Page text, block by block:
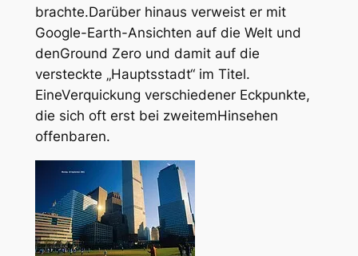
brachte.Darüber hinaus verweist er mit
Google-Earth-Ansichten auf die Welt und
denGround Zero und damit auf die
versteckte „Hauptsstadt“ im Titel.
EineVerquickung verschiedener Eckpunkte,
die sich oft erst bei zweitemHinsehen
offenbaren.